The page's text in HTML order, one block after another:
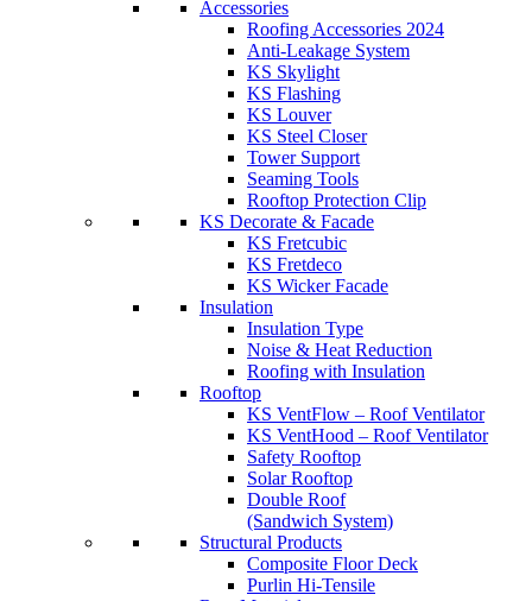
Accessories
Roofing Accessories 2024
Anti-Leakage System
KS Skylight
KS Flashing
KS Louver
KS Steel Closer
Tower Support
Seaming Tools
Rooftop Protection Clip
KS Decorate & Facade
KS Fretcubic
KS Fretdeco
KS Wicker Facade
Insulation
Insulation Type
Noise & Heat Reduction
Roofing with Insulation
Rooftop
KS VentFlow – Roof Ventilator
KS VentHood – Roof Ventilator
Safety Rooftop
Solar Rooftop
Double Roof
(Sandwich System)
Structural Products
Composite Floor Deck
Purlin Hi-Tensile